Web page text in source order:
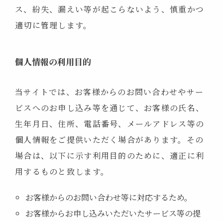
ス、紛失、漏えい等が起こらないよう、慎重かつ
適切に管理します。
個人情報の利用目的
当サイトでは、お客様からのお問い合わせやサー
ビスへのお申し込み等を通じて、お客様の氏名、
生年月日、住所、電話番号、メールアドレス等の
個人情報をご提供いただく場合があります。その
場合は、以下に示す利用目的のために、適正に利
用するものと致します。
お客様からのお問い合わせ等に対応するため。
お客様からお申し込みいただいたサービス等の提